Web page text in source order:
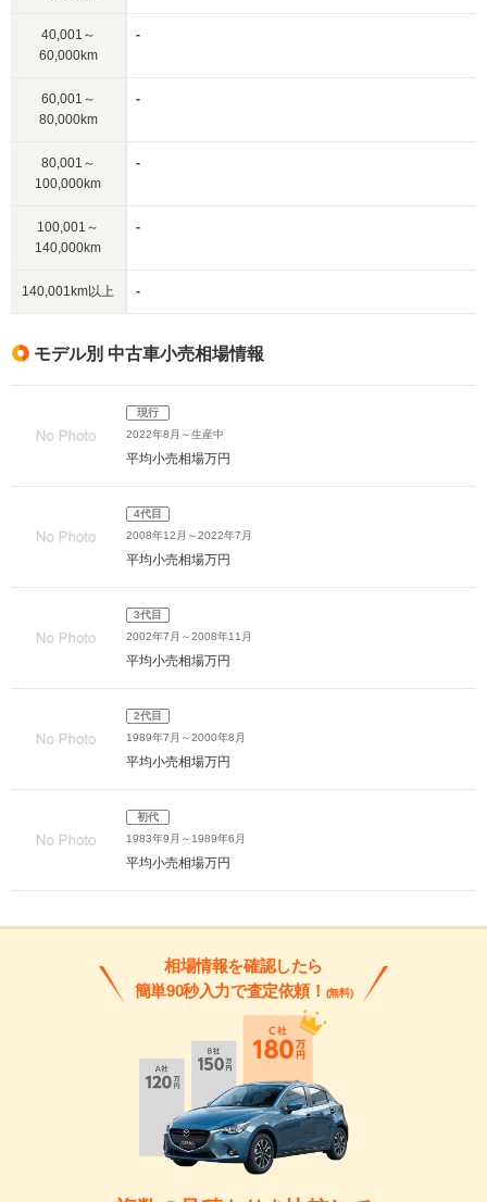
40,001～
60,000km
-
60,001～
80,000km
-
80,001～
100,000km
-
100,001～
140,000km
-
140,001km以上 -
モデル別 中古車小売相場情報
現行
2022年8月～生産中
平均小売相場万円
4代目
2008年12月～2022年7月
平均小売相場万円
3代目
2002年7月～2008年11月
平均小売相場万円
2代目
1989年7月～2000年8月
平均小売相場万円
初代
1983年9月～1989年6月
平均小売相場万円
相場情報を確認したら
簡単90秒入力で査定依頼！ (無料)